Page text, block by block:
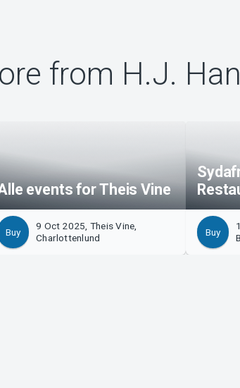
from H.J.
events for Theis Vine
Buy
9 Oct 2025, Theis Vine,
Charlottenlund
Buy